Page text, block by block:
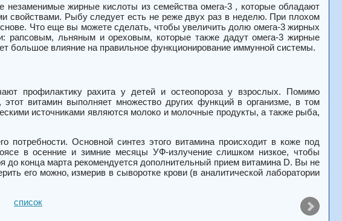
жирные кислоты из семейства омега-3 , которые обладают
свойствами. Рыбу следует есть не реже двух раз в неделю. При плохом
Что еще вы можете сделать, чтобы увеличить долю омега-3 жирных
рапсовым, льняным и ореховым, которые также дадут омега-3 жирные
большое влияние на правильное функционирование иммунной системы.
профилактику рахита у детей и остеопороза у взрослых. Помимо
витамин выполняет множество других функций в организме, в том
источниками являются молоко и молочные продукты, а также рыба,
Основной синтез этого витамина происходит в коже под
в осенние и зимние месяцы УФ-излучение слишком низкое, чтобы
до конца марта рекомендуется дополнительный прием витамина D. Вы не
его можно, измерив в сыворотке крови (в аналитической лаборатории
список